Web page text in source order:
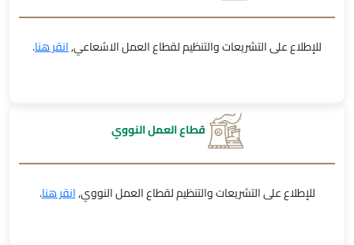
للإطلاع على التشريعات والتنظيم لقطاع العمل الاشعاعي,انقر هنا.
قطاع العمل النووي
للإطلاع على التشريعات والتنظيم لقطاع العمل النووي,انقر هنا.